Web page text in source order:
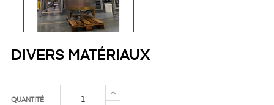
DIVERS MATÉRIAUX
QUANTITÉ